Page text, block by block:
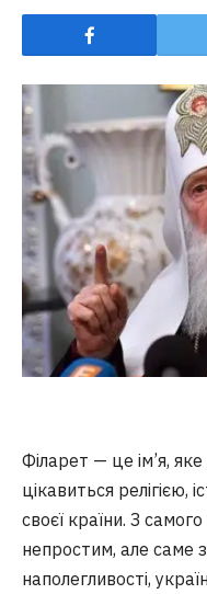
Філарет — це ім’я,
цікавиться релігією,
своєї країни. З
непростим, але саме
наполегливості,